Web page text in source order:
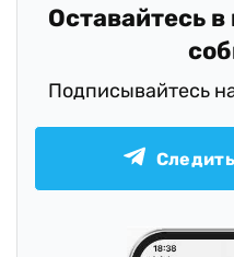
Оставайтесь
Подписывайтесь